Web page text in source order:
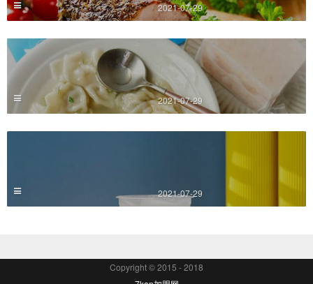
2021-07-29
2021-07-29
2021-07-29
Copyright © 2015 - 2018